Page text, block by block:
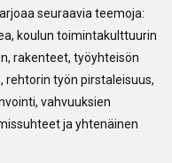
seuraavia teemoja:
koulun toimintakulttuurin
rakenteet, työyhteisön
rehtorin työn pirstaleisuus,
vahvuuksien
ja yhtenäinen